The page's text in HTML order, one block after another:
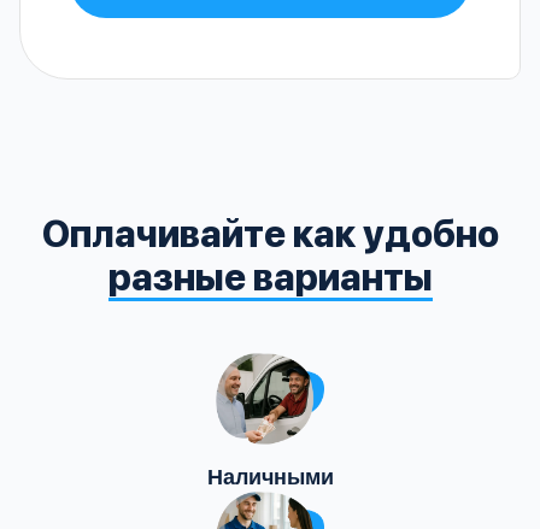
Оплачивайте как удобно
разные варианты
Наличными